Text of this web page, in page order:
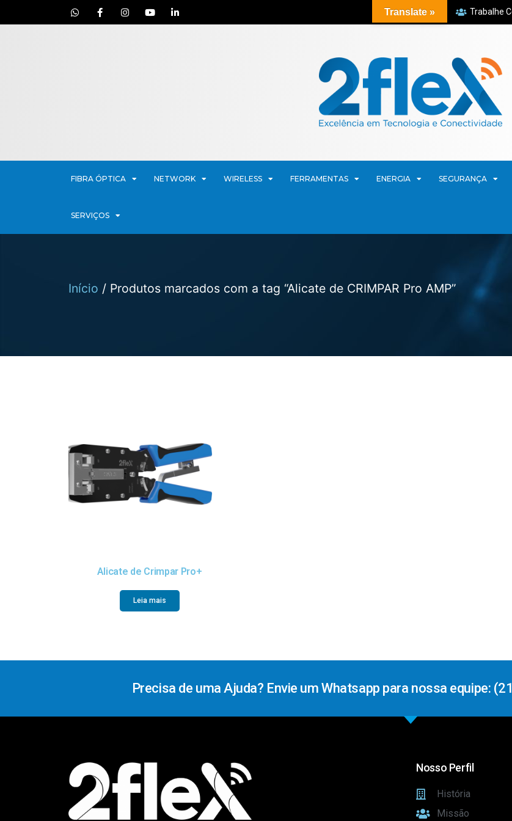
Trabalhe
FIBRA ÓPTICA NETWORK WIRELESS FERRAMENTAS ENERGIA SEGURANÇA
SERVIÇOS
Início / Produtos marcados com a tag “Alicate de CRIMPAR Pro AMP”
Alicate de Crimpar Pro+
Leia mais
Precisa de uma Ajuda? Envie um Whatsapp para nossa equipe:
Nosso Perfil
História
Missão
Translate »